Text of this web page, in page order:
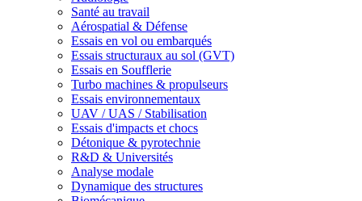
Santé au travail
Aérospatial & Défense
Essais en vol ou embarqués
Essais structuraux au sol (GVT)
Essais en Soufflerie
Turbo machines & propulseurs
Essais environnementaux
UAV / UAS / Stabilisation
Essais d'impacts et chocs
Détonique & pyrotechnie
R&D & Universités
Analyse modale
Dynamique des structures